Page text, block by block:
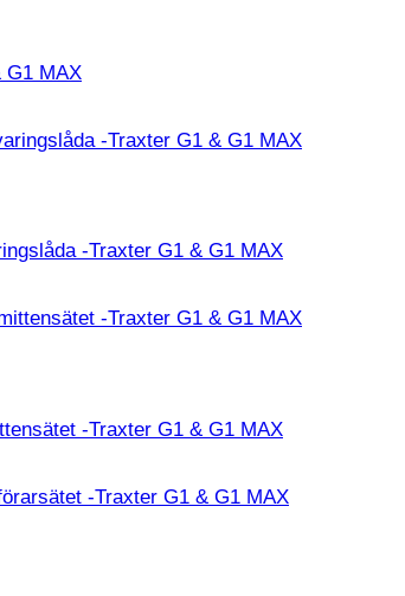
G1 MAX
-Traxter G1 & G1 MAX
-Traxter G1 & G1 MAX